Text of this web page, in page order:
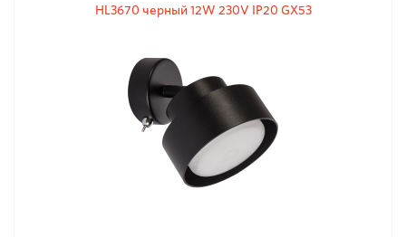
HL3670 черный 12W 230V IP20 GX53